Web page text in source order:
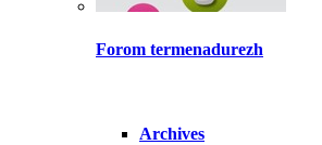
Forom termenadurezh
Archives